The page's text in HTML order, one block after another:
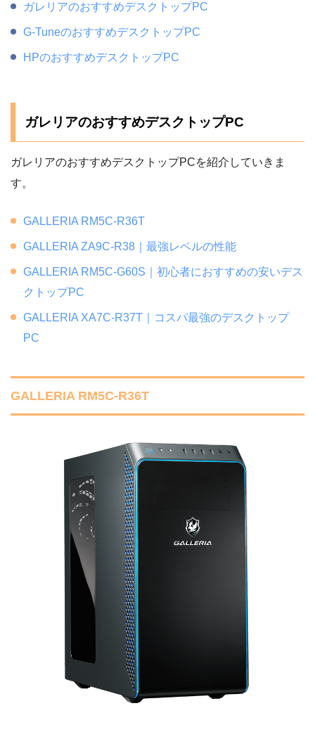
ガレリアのおすすめデスクトップPC
G-TuneのおすすめデスクトップPC
HPのおすすめデスクトップPC
ガレリアのおすすめデスクトップPC
ガレリアのおすすめデスクトップPCを紹介していきま
す。
GALLERIA RM5C-R36T
GALLERIA ZA9C-R38｜最強レベルの性能
GALLERIA RM5C-G60S｜初心者におすすめの安いデス
クトップPC
GALLERIA XA7C-R37T｜コスパ最強のデスクトップ
PC
GALLERIA RM5C-R36T